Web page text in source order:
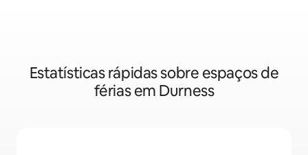
Estatísticas rápidas sobre espaços de
férias em Durness